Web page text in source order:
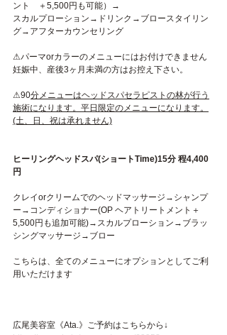
ント　＋5,500円も可能）→
スカルプローション→ドリンク→ブロースタイリン
グ→アフターカウンセリング
⚠︎パーマorカラーのメニューにはお付けできません
妊娠中、産後3ヶ月未満の方はお控え下さい。
⚠︎90分メニューはヘッドスパセラピストの林が行う
施術になります。平日限定のメニューになります。
(土、日、祝は承れません)
ヒーリングヘッドスパ(ショートTime)15分 程4,400
円
クレイorクリームでのヘッドマッサージ→シャンプ
ー→コンディショナー(OP ヘアトリートメント＋
5,500円も追加可能)→スカルプローション→ブラッ
シングマッサージ→ブロー
こちらは、全てのメニューにオプションとしてご利
用いただけます
広尾美容室《Ata.》ご予約はこちらから↓